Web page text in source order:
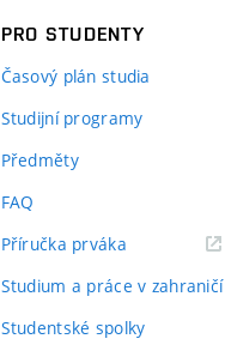
PRO STUDENTY
Časový plán studia
Studijní programy
Předměty
FAQ
Příručka prváka(externí
Studium a práce v zahraničí
Studentské spolky